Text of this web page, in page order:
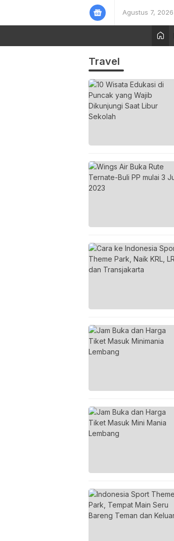
Agustus 7, 2026
Travel